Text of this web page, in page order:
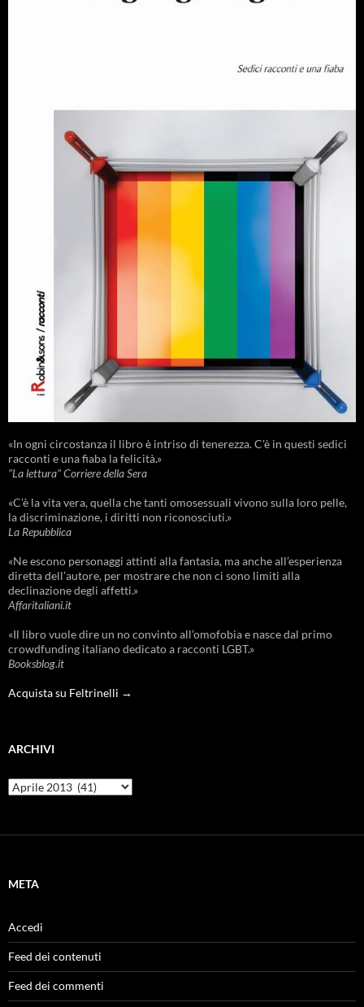
«In ogni circostanza il libro è intriso di tenerezza. C'è in questi sedici
racconti e una fiaba la felicità.»
"La lettura" Corriere della Sera
«C’è la vita vera, quella che tanti omosessuali vivono sulla loro pelle,
la discriminazione, i diritti non riconosciuti.»
La Repubblica
«Ne escono personaggi attinti alla fantasia, ma anche all’esperienza
diretta dell’autore, per mostrare che non ci sono limiti alla
declinazione degli affetti.»
Affaritaliani.it
«Il libro vuole dire un no convinto all’omofobia e nasce dal primo
crowdfunding italiano dedicato a racconti LGBT.»
Booksblog.it
Acquista su Feltrinelli →
ARCHIVI
Archivi
META
Accedi
Feed dei contenuti
Feed dei commenti